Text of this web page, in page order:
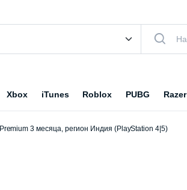
Xbox iTunes Roblox PUBG Razer
3 месяца, регион Индия (PlayStation 4|5)